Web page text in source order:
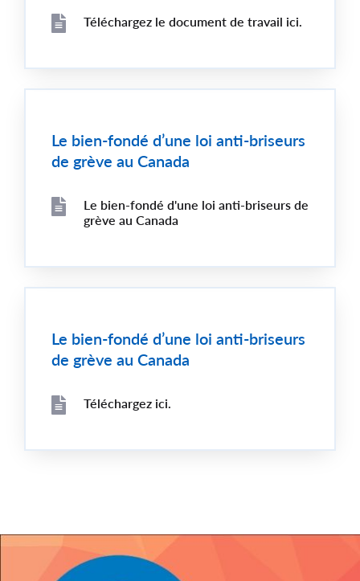
File
Téléchargez le document de travail ici.
Le bien-fondé d’une loi anti-briseurs
de grève au Canada
File
Le bien-fondé d'une loi anti-briseurs de
grève au Canada
Le bien-fondé d’une loi anti-briseurs
de grève au Canada
File
Téléchargez ici.